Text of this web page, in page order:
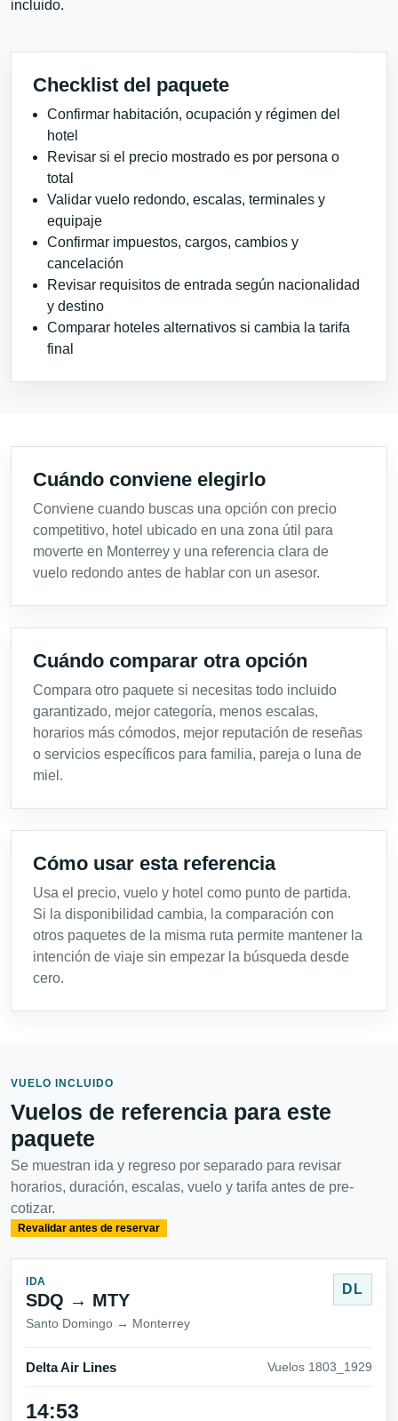
incluido.
Checklist del paquete
Confirmar habitación, ocupación y régimen del
hotel
Revisar si el precio mostrado es por persona o
total
Validar vuelo redondo, escalas, terminales y
equipaje
Confirmar impuestos, cargos, cambios y
cancelación
Revisar requisitos de entrada según nacionalidad
y destino
Comparar hoteles alternativos si cambia la tarifa
final
Cuándo conviene elegirlo
Conviene cuando buscas una opción con precio
competitivo, hotel ubicado en una zona útil para
moverte en Monterrey y una referencia clara de
vuelo redondo antes de hablar con un asesor.
Cuándo comparar otra opción
Compara otro paquete si necesitas todo incluido
garantizado, mejor categoría, menos escalas,
horarios más cómodos, mejor reputación de reseñas
o servicios específicos para familia, pareja o luna de
miel.
Cómo usar esta referencia
Usa el precio, vuelo y hotel como punto de partida.
Si la disponibilidad cambia, la comparación con
otros paquetes de la misma ruta permite mantener la
intención de viaje sin empezar la búsqueda desde
cero.
VUELO INCLUIDO
Vuelos de referencia para este
paquete
Se muestran ida y regreso por separado para revisar
horarios, duración, escalas, vuelo y tarifa antes de pre-
cotizar.
Revalidar antes de reservar
IDA
SDQ → MTY
Santo Domingo → Monterrey
DL
Delta Air Lines Vuelos 1803_1929
14:53